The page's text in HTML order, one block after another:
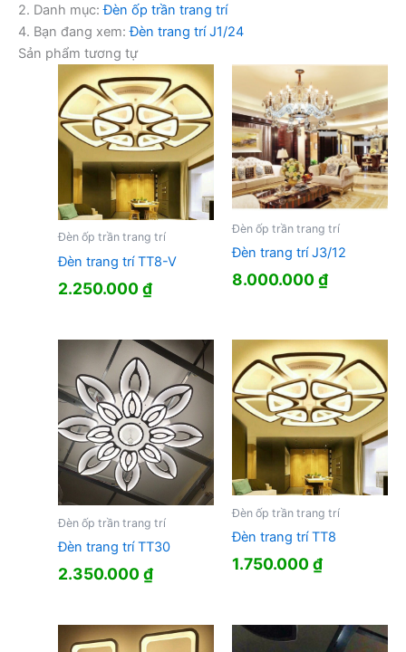
2. Danh mục:Đèn ốp trần trang trí
4. Bạn đang xem:Đèn trang trí J1/24
Sản phẩm tương tự
Đèn ốp trần trang trí
Đèn trang trí TT8-V
2.250.000₫
Đèn ốp trần trang trí
Đèn trang trí J3/12
8.000.000₫
Đèn ốp trần trang trí
Đèn trang trí TT30
2.350.000₫
Đèn ốp trần trang trí
Đèn trang trí TT8
1.750.000₫